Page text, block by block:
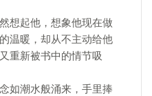
起他，想象他现在做
温暖，却从不主动给他
重新被书中的情节吸
潮水般涌来，手里捧